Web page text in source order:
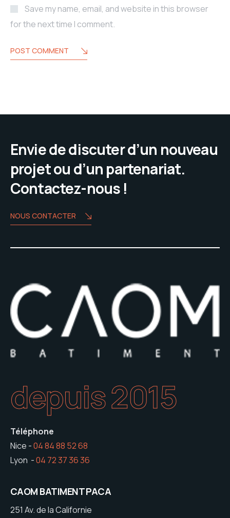
Save my name, email, and website in this browser
for the next time I comment.
POST COMMENT
Envie de discuter d’un nouveau
projet ou d’un partenariat.
Contactez-nous !
NOUS CONTACTER
depuis 2015
Téléphone
Nice -04 84 88 52 68
Lyon -04 72 37 36 36
CAOM BATIMENT PACA
251 Av. de la Californie